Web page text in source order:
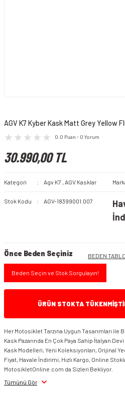
AGV K7 Kyber Kask Matt Grey Yellow
0.0 Puan - 0 Yorum
30.990,00 TL
Kategori Agv K7 , AGV Kasklar
Stok Kodu AGV-18399001.007
Önce Beden Seçiniz BEDEN
Beden Seçin ve Stok Sorgulayın!
ÜRÜN STOKTA
Her Motosiklet Tarzına Uygun Tasarımları ile
Kask Pazarında En Çok Paya Sahip İtalyan Devi
Kask Modelleri, Yeni Koleksiyonları, Orijinal
Fiyat, Havale İndirimi, Hızlı Kargo, Online
MotosikletOnline.com da Sizleri Bekliyor.
Tümünü Gör